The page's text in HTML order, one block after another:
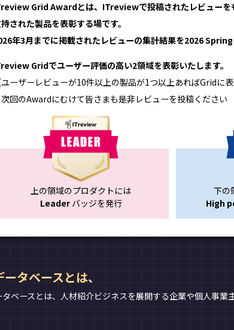
Grid Awardとは、ITreviewで投稿されたレビューを
された製品を表彰する場です。
年3月までに掲載されたレビューの集計結果を2026 Spring
Gridでユーザー評価の高い2領域を表彰いたします。
ユーザーレビューが10件以上の製品が1つ以上あればGridに表
回のAwardにむけて皆さまも是非レビューを投稿ください
上の領域のプロダクトには
Leaderバッジを発行
下の
High
タベースとは、
ベースとは、人材紹介ビジネスを展開する企業や個人事業